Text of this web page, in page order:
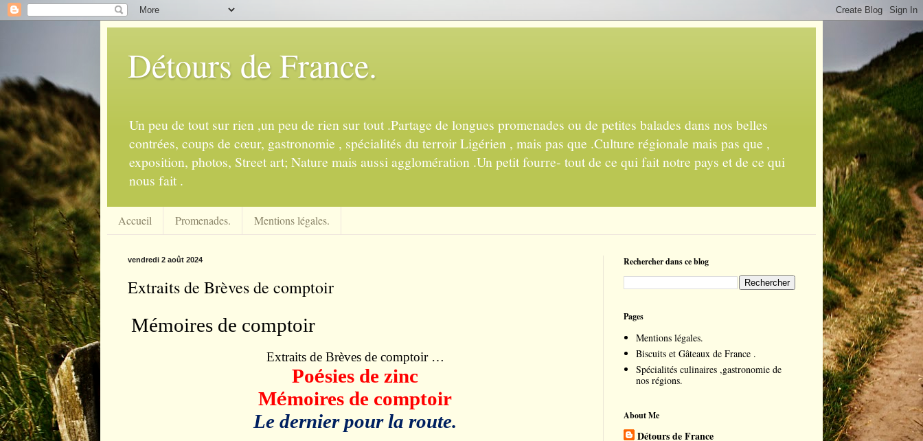
Détours de France.
Un peu de tout sur rien ,un peu de rien sur tout .Partage de longues promenades ou de petites balades dans nos belles
contrées, coups de cœur, gastronomie , spécialités du terroir Ligérien , mais pas que .Culture régionale mais pas que ,
exposition, photos, Street art; Nature mais aussi agglomération .Un petit fourre- tout de ce qui fait notre pays et de ce qui
nous fait .
Accueil Promenades. Mentions légales.
vendredi 2 août 2024
Extraits de Brèves de comptoir
Mémoires de comptoir
Extraits de Brèves de comptoir …
Poésies de zinc
Mémoires de comptoir
Le dernier pour la route.
Rechercher dans ce blog
Pages
Mentions légales.
Biscuits et Gâteaux de France .
Spécialités culinaires ,gastronomie de
nos régions.
About Me
Détours de France